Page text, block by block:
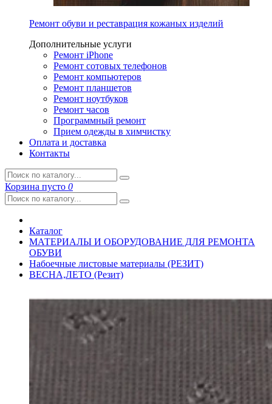
Ремонт обуви и реставрация кожаных изделий
Дополнительные услуги
Ремонт iPhone
Ремонт сотовых телефонов
Ремонт компьютеров
Ремонт планшетов
Ремонт ноутбуков
Ремонт часов
Программный ремонт
Прием одежды в химчистку
Оплата и доставка
Контакты
Корзина пусто 0
Каталог
МАТЕРИАЛЫ И ОБОРУДОВАНИЕ ДЛЯ РЕМОНТА
ОБУВИ
Набоечные листовые материалы (РЕЗИТ)
ВЕСНА,ЛЕТО (Резит)